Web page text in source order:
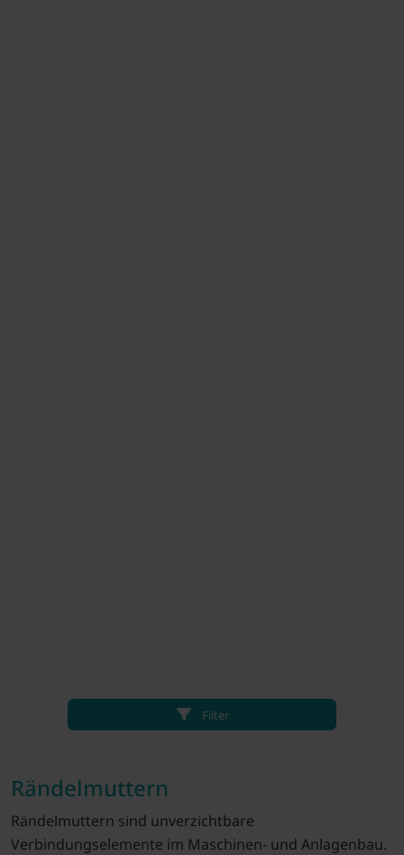
Filter
Rändelmuttern
Rändelmuttern sind unverzichtbare
Verbindungselemente im Maschinen- und Anlagenbau.